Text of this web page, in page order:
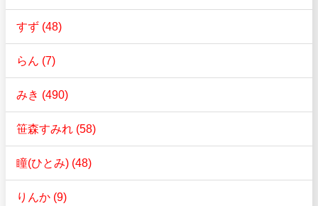
すず (48)
らん (7)
みき (490)
笹森すみれ (58)
瞳(ひとみ) (48)
りんか (9)